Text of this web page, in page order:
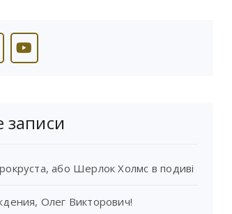
записи
або Шерлок Холмс в подиві
Олег Викторович!